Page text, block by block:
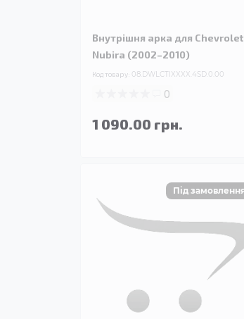
Внутрішня арка для Chevrolet
Nubira (2002–2010)
Код товару: 08.DWLCTIXXXX.4SD.0.00
0
1 090.00 грн.